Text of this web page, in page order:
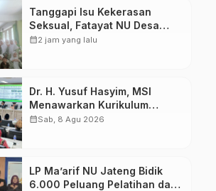
Tanggapi Isu Kekerasan
Seksual, Fatayat NU Desa
Gembong Datangkan Aktifis
calendar_month2 jam yang lalu
Dr. H. Yusuf Hasyim, MSI
Menawarkan Kurikulum
Diversifikasi, Harapan Baru
calendar_monthSab, 8 Agu 2026
LP Ma’arif NU Jateng Bidik
6.000 Peluang Pelatihan dan